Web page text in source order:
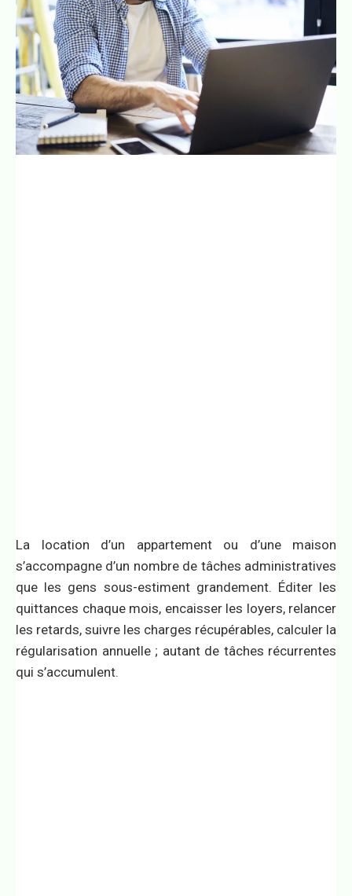
La location d’un appartement ou d’une maison
s’accompagne d’un nombre de tâches administratives
que les gens sous-estiment grandement. Éditer les
quittances chaque mois, encaisser les loyers, relancer
les retards, suivre les charges récupérables, calculer la
régularisation annuelle ; autant de tâches récurrentes
qui s’accumulent.